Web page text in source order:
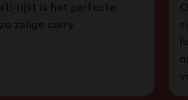
rijst is het perfecte
zalige curry.